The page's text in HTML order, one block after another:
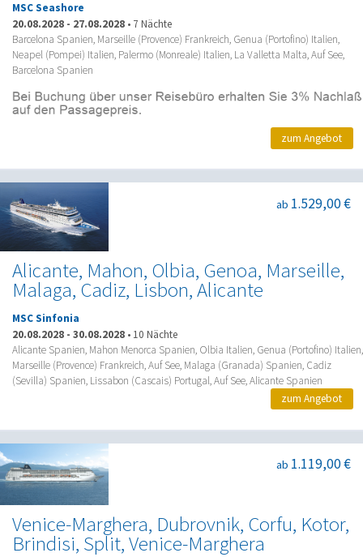
MSC Seashore
20.08.2028 - 27.08.2028 • 7 Nächte
Barcelona Spanien, Marseille (Provence) Frankreich, Genua (Portofino) Italien,
Neapel (Pompei) Italien, Palermo (Monreale) Italien, La Valletta Malta, Auf See,
Barcelona Spanien
zum Angebot
Alicante, Mahon, Olbia, Genoa, Marseille,
Malaga, Cadiz, Lisbon, Alicante
ab 1.529,00 €
MSC Sinfonia
20.08.2028 - 30.08.2028 • 10 Nächte
Alicante Spanien, Mahon Menorca Spanien, Olbia Italien, Genua (Portofino) Italien,
Marseille (Provence) Frankreich, Auf See, Malaga (Granada) Spanien, Cadiz
(Sevilla) Spanien, Lissabon (Cascais) Portugal, Auf See, Alicante Spanien
zum Angebot
Venice-Marghera, Dubrovnik, Corfu, Kotor,
Brindisi, Split, Venice-Marghera
ab 1.119,00 €